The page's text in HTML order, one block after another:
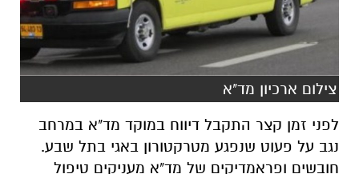
צילום ארכיון מד"א
לפני זמן קצר התקבל דיווח במוקד מד"א במרחב
נגב על פעוט שנפגע מטרקטורון באגי בתל שבע.
חובשים ופראמדיקים של מד"א מעניקים טיפול
עם חבלת ראש.